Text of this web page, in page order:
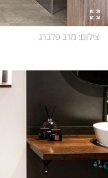
צילום : מרב פלברג